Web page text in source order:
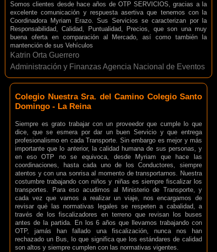
Somos clientes desde hace años de OTP SERVICIOS, gracias a la
excelente comunicación y respuesta asertiva que tenemos con la
Coordinadora Myriam Erazo. Sus Servicios se caracterizan por la
Responsabilidad, Calidad, Puntualidad, Precios, que son una muy
buena oferta en comparación al Mercado, así como también la
mantención de sus Vehículos
Katrin Orta Guerrero
Administración y Finanzas Agencia Nacional de Eventos
Colegio Nuestra Sra. del Camino Colegio Santo
Domingo - La Reina
Siempre es grato trabajar con un proveedor que cumple lo que
dice, que se esmera por dar un buen Servicio y que entrega
profesionalismo en cada Transporte. Sin embargo es mejor y más
importante que lo anterior, la calidad humana de sus personas, y
en eso OTP no se equivoca, desde Myriam que hace las
coordinaciones, hasta cada uno de los Conductores, siempre
atentos y con una sonrisa al momento de transportarnos. Nuestra
costumbre trabajando con niños y niñas es siempre fiscalizar los
transportes. Para eso acudimos al Ministerio de Transporte, y
cada vez que vamos a realizar un viaje, nos encargamos de
revisar qué las normativas legales se respeten a cabalidad, a
través de los fiscalizadores en terreno que revisan los buses
antes de la partida. En los 6 años que llevamos trabajando con
OTP, jamás han fallado una fiscalización, nunca nos han
rechazado un Bus, lo que significa que los estándares de calidad
son altos y siempre cumplen con las normativas vigentes.